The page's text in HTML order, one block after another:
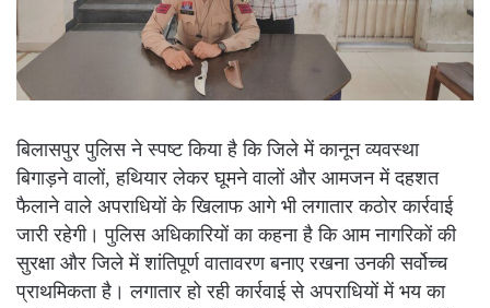
बिलासपुर पुलिस ने स्पष्ट किया है कि जिले में कानून व्यवस्था
बिगाड़ने वालों, हथियार लेकर घूमने वालों और आमजन में दहशत
फैलाने वाले अपराधियों के खिलाफ आगे भी लगातार कठोर कार्रवाई
जारी रहेगी। पुलिस अधिकारियों का कहना है कि आम नागरिकों की
सुरक्षा और जिले में शांतिपूर्ण वातावरण बनाए रखना उनकी सर्वोच्च
प्राथमिकता है। लगातार हो रही कार्रवाई से अपराधियों में भय का